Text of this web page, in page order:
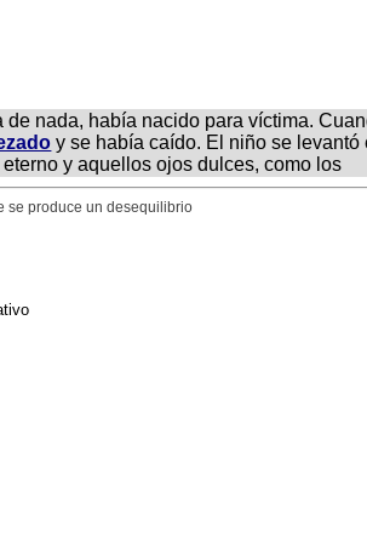
nada, había nacido para víctima.
y se había caído. El niño se
y aquellos ojos dulces, como los
se produce un desequilibrio